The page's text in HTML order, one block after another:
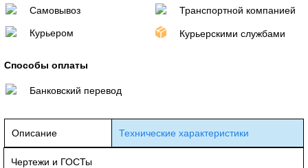
Самовывоз
Курьером
Транспортной компанией
Курьерскими службами
Способы оплаты
Банковский перевод
Описание Технические характеристики
Чертежи и ГОСТы